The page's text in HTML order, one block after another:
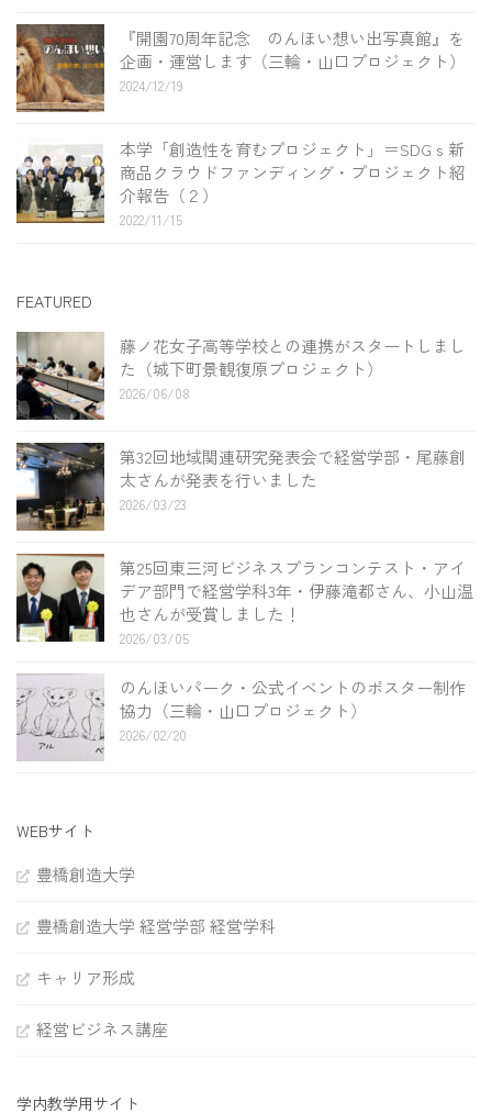
『開園70周年記念 のんほい想い出写真館』を
企画・運営します（三輪・山口プロジェクト）
2024/12/19
本学「創造性を育むプロジェクト」＝SDGｓ新
商品クラウドファンディング・プロジェクト紹
介報告（２）
2022/11/15
FEATURED
藤ノ花女子高等学校との連携がスタートしまし
た（城下町景観復原プロジェクト）
2026/06/08
第32回地域関連研究発表会で経営学部・尾藤創
太さんが発表を行いました
2026/03/23
第25回東三河ビジネスプランコンテスト・アイ
デア部門で経営学科3年・伊藤滝都さん、小山温
也さんが受賞しました！
2026/03/05
のんほいパーク・公式イベントのポスター制作
協力（三輪・山口プロジェクト）
2026/02/20
WEBサイト
豊橋創造大学
豊橋創造大学 経営学部 経営学科
キャリア形成
経営ビジネス講座
学内教学用サイト